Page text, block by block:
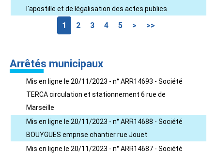
l'apostille et de légalisation des actes publics
1 2 3 4 5 > >>
Arrêtés municipaux
Mis en ligne le 20/11/2023 - n° ARR14693 - Société
TERCA circulation et stationnement 6 rue de
Marseille
Mis en ligne le 20/11/2023 - n° ARR14688 - Société
BOUYGUES emprise chantier rue Jouet
Mis en ligne le 20/11/2023 - n° ARR14687 - Société